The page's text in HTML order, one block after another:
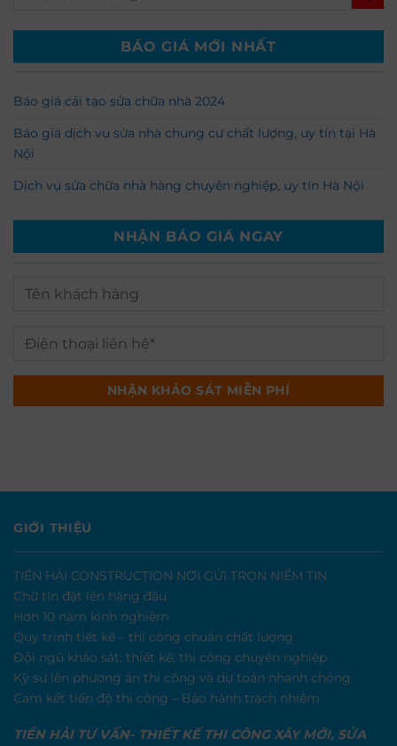
BÁO GIÁ MỚI NHẤT
Báo giá cải tạo sửa chữa nhà 2024
Báo giá dịch vụ sửa nhà chung cư chất lượng, uy tín tại Hà
Nội
Dịch vụ sửa chữa nhà hàng chuyên nghiệp, uy tín Hà Nội
NHẬN BÁO GIÁ NGAY
GIỚI THIỆU
TIỀN HẢI CONSTRUCTION NƠI GỬI TRỌN NIỀM TIN
Chữ tín đặt lên hàng đầu
Hơn 10 năm kinh nghiệm
Quy trình tiết kế – thi công chuẩn chất lượng
Đội ngũ khảo sát, thiết kế, thi công chuyên nghiệp
Kỹ sư lên phương án thi công và dự toán nhanh chóng
Cam kết tiến độ thi công – Bảo hành trách nhiệm
TIỀN HẢI TƯ VẤN- THIẾT KẾ THI CÔNG XÂY MỚI, SỬA